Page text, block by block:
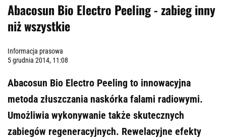
Abacosun Bio Electro Peeling - zabieg inny
niż wszystkie
Informacja prasowa
5 grudnia 2014, 11:08
Abacosun Bio Electro Peeling to innowacyjna
metoda złuszczania naskórka falami radiowymi.
Umożliwia wykonywanie także skutecznych
zabiegów regeneracyjnych. Rewelacyjne efekty